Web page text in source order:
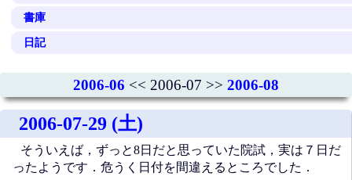
書庫
日記
2006-06 << 2006-07 >> 2006-08
2006-07-29 (土)
そういえば，ずっと8日だと思っていた院試，実は７日だ
ったようです．危うく日付を間違えるところでした．